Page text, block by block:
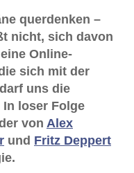
querdenken –
nicht, sich davon
Online-
sich mit der
uns die
loser Folge
von Alex
und Fritz Deppert